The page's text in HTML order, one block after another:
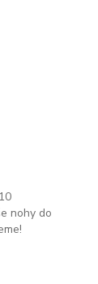
nohy do